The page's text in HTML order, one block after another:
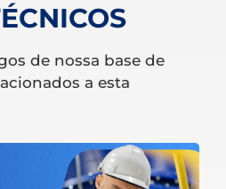
de nossa base de
a esta